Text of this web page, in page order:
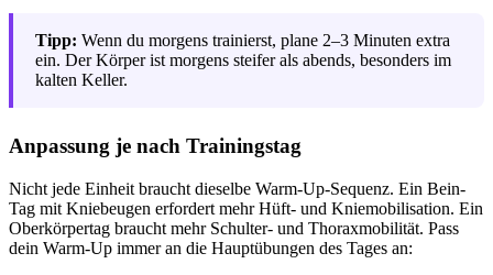
Tipp: Wenn du morgens trainierst, plane 2–3 Minuten extra
ein. Der Körper ist morgens steifer als abends, besonders im
kalten Keller.
Anpassung je nach Trainingstag
Nicht jede Einheit braucht dieselbe Warm-Up-Sequenz. Ein Bein-
Tag mit Kniebeugen erfordert mehr Hüft- und Kniemobilisation. Ein
Oberkörpertag braucht mehr Schulter- und Thoraxmobilität. Pass
dein Warm-Up immer an die Hauptübungen des Tages an: